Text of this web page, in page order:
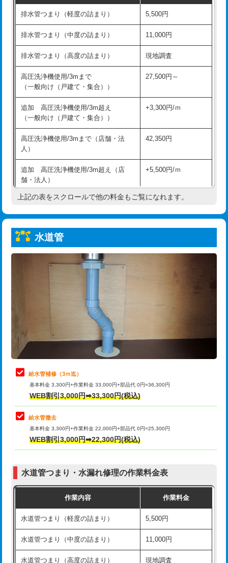
※給水管工事は20mmまでの価格です。
持込商品取付（混合水栓） 16,500円
持込商品取付（浄水器・分岐水栓） 16,500円
給水管工事※（ホール加工) 16,500円
給水管工事※（バンド止め) 3,300円
給水管工事※（支持金具設置)
給水管工事※（保温材使用（バンド止
め込み）)
5,500円
給水管工事※（土の掘削・埋め戻し作
業)
11,000円
給水管工事※（塩ビ管（VP・HI）使
用/3ｍまで)
33,000円
給水管工事※（塩ビ管（VP・HI）使
+8,800円
給水管工事※（ライニング鋼管・銅
管・ポリ管・HT管使用/3ｍまで)
給水管工事※（ライニング鋼管・銅
管・ポリ管・HT管使用/3ｍ超え)
排水管工事（土の掘削・埋め戻し作
11,000円~
排水管工事（排水管工事/3ｍまで） 55,000円
排水管工事（追加 排水管工事/3ｍ超
マス交換（土の掘削・埋め戻し作業）
マス交換（深さ50㎝未満）
マス交換（深さ50㎝以上）
コンクリート斫り（厚さ10㎝まで）
モルタル補修（厚さ10㎝超え） 38,500円
洗面台設置 38,500円
化粧台設置 22,000円
排水管つまり（軽度の詰まり） 5,500円
排水管つまり（中度の詰まり） 11,000円
排水管つまり（高度の詰まり） 現地調査
高圧洗浄機使用/3mまで
（一般向け（戸建て・集合））
27,500円～
追加 高圧洗浄機使用/3m超え
（一般向け（戸建て・集合））
+3,300円/ｍ
高圧洗浄機使用/3mまで（店舗・法
人）
42,350円
追加 高圧洗浄機使用/3m超え（店
舗・法人）
+5,500円/ｍ
高度高圧洗浄換 現地調査
トーラー機使用/3mまで
追加トーラー機使用/3m超え
33,000円
8,800円
止水・漏水調査・防水処理・清掃・修
理・調整・分解・加工など（軽作業）
11,000円
止水・漏水調査・防水処理・清掃・修
理・調整・分解・加工など（中作業）
止水・漏水調査・防水処理・清掃・修
理・調整・分解・加工など（重作業）
33,000円
その他部品の脱着
交換・取付（タンク）
式）)
式・ワンホール）)
交換・取付(排水栓・排水トラップ
22,000円+材料費
上記の表をスクロールで他の料金もご覧になれます。
水道管
給水管補修（3ｍ迄）
基本料金 3,300円+作業料金 33,000円+部品代 0円=36,300円
WEB割引3,000円➡33,300円(税込)
給水管撤去
基本料金 3,300円+作業料金 22,000円+部品代 0円=25,300円
WEB割引3,000円➡22,300円(税込)
水道管つまり・水漏れ修理の作業料金表
作業内容 作業料金
水道管つまり（軽度の詰まり） 5,500円
水道管つまり（中度の詰まり） 11,000円
水道管つまり（高度の詰まり） 現地調査